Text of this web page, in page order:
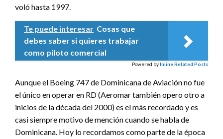
voló hasta 1997.
Te puede interesar Cosas que
debes saber si quieres trabajar
como piloto comercial
Powered byInline Related Posts
Aunque el Boeing 747 de Dominicana de Aviación no fue
el único en operar en RD (Aeromar también opero otro a
inicios de la década del 2000) es el más recordado y es
casi siempre motivo de mención cuando se habla de
Dominicana. Hoy lo recordamos como parte de la época